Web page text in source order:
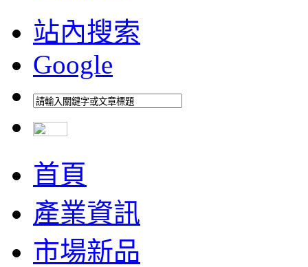
站內搜索
Google
首頁
產業資訊
市場新品